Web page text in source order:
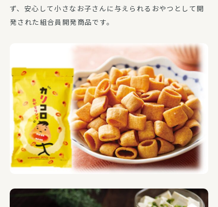
ず、安心して小さなお子さんに与えられるおやつとして開
発された組合員開発商品です。